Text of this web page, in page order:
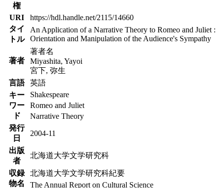
権
URI
https://hdl.handle.net/2115/14660
タイ
トル
An Application of a Narrative Theory to Romeo and Juliet :
Orientation and Manipulation of the Audience's Sympathy
著者
著者名
Miyashita, Yayoi
宮下, 弥生
言語
英語
キー
ワー
ド
Shakespeare
Romeo and Juliet
Narrative Theory
発行
日
2004-11
出版
者
北海道大学文学研究科
収録
物名
北海道大学文学研究科紀要
The Annual Report on Cultural Science